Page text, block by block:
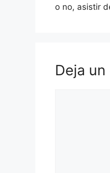
o no, asistir
Deja